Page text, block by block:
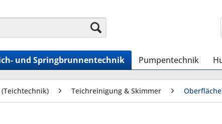
und Springbrunnentechnik Pumpentechnik
(Teichtechnik) Teichreinigung & Skimmer